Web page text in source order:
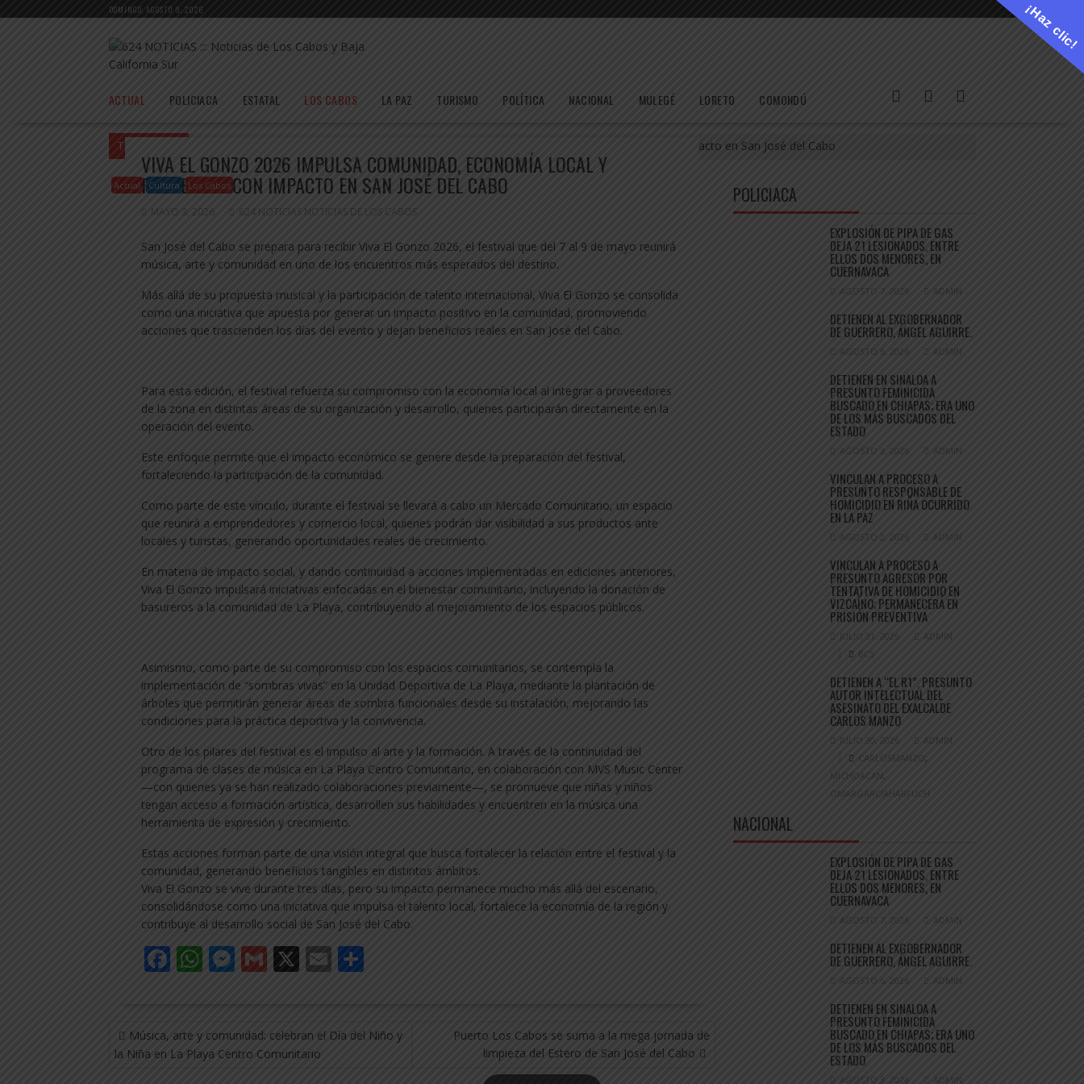
DOMINGO, AGOSTO 9, 2026
ACTUAL POLICIACA ESTATAL LOS CABOS LA PAZ TURISMO POLÍTICA NACIONAL MULEGÉ LORETO COMONDÚ
Tu estás en: Viva El Gonzo 2026 impulsa comunidad, economía local y proyectos con impacto en San José del Cabo
Actual Cultura Los Cabos
VIVA EL GONZO 2026 IMPULSA COMUNIDAD, ECONOMÍA LOCAL Y
PROYECTOS CON IMPACTO EN SAN JOSÉ DEL CABO
MAYO 3, 2026 624 NOTICIAS NOTICIAS DE LOS CABOS
San José del Cabo se prepara para recibir Viva El Gonzo 2026, el festival que del 7 al 9 de mayo reunirá
música, arte y comunidad en uno de los encuentros más esperados del destino.
Más allá de su propuesta musical y la participación de talento internacional, Viva El Gonzo se consolida
como una iniciativa que apuesta por generar un impacto positivo en la comunidad, promoviendo
acciones que trascienden los días del evento y dejan beneficios reales en San José del Cabo.
Para esta edición, el festival refuerza su compromiso con la economía local al integrar a proveedores
de la zona en distintas áreas de su organización y desarrollo, quienes participarán directamente en la
operación del evento.
Este enfoque permite que el impacto económico se genere desde la preparación del festival,
fortaleciendo la participación de la comunidad.
Como parte de este vínculo, durante el festival se llevará a cabo un Mercado Comunitario, un espacio
que reunirá a emprendedores y comercio local, quienes podrán dar visibilidad a sus productos ante
locales y turistas, generando oportunidades reales de crecimiento.
En materia de impacto social, y dando continuidad a acciones implementadas en ediciones anteriores,
Viva El Gonzo impulsará iniciativas enfocadas en el bienestar comunitario, incluyendo la donación de
basureros a la comunidad de La Playa, contribuyendo al mejoramiento de los espacios públicos.
Asimismo, como parte de su compromiso con los espacios comunitarios, se contempla la
implementación de “sombras vivas” en la Unidad Deportiva de La Playa, mediante la plantación de
árboles que permitirán generar áreas de sombra funcionales desde su instalación, mejorando las
condiciones para la práctica deportiva y la convivencia.
Otro de los pilares del festival es el impulso al arte y la formación. A través de la continuidad del
programa de clases de música en La Playa Centro Comunitario, en colaboración con MVS Music Center
—con quienes ya se han realizado colaboraciones previamente—, se promueve que niñas y niños
tengan acceso a formación artística, desarrollen sus habilidades y encuentren en la música una
herramienta de expresión y crecimiento.
Estas acciones forman parte de una visión integral que busca fortalecer la relación entre el festival y la
comunidad, generando beneficios tangibles en distintos ámbitos.
Viva El Gonzo se vive durante tres días, pero su impacto permanece mucho más allá del escenario,
consolidándose como una iniciativa que impulsa el talento local, fortalece la economía de la región y
contribuye al desarrollo social de San José del Cabo.
F
b
o
W
s
A
M
e
n
G
l
X E
l
C
p
NAVEGACIÓN
DE
ENTRADAS
Música, arte y comunidad: celebran el Día del Niño y
la Niña en La Playa Centro Comunitario
Puerto Los Cabos se suma a la mega jornada de
limpieza del Estero de San José del Cabo
POLICIACA
EXPLOSIÓN DE PIPA DE GAS
DEJA 21 LESIONADOS, ENTRE
ELLOS DOS MENORES, EN
CUERNAVACA
AGOSTO 7, 2026 ADMIN
DETIENEN AL EXGOBERNADOR
DE GUERRERO, ÁNGEL AGUIRRE.
AGOSTO 6, 2026 ADMIN
DETIENEN EN SINALOA A
PRESUNTO FEMINICIDA
BUSCADO EN CHIAPAS; ERA UNO
DE LOS MÁS BUSCADOS DEL
ESTADO
AGOSTO 3, 2026 ADMIN
VINCULAN A PROCESO A
PRESUNTO RESPONSABLE DE
HOMICIDIO EN RIÑA OCURRIDO
EN LA PAZ
AGOSTO 2, 2026 ADMIN
VINCULAN A PROCESO A
PRESUNTO AGRESOR POR
TENTATIVA DE HOMICIDIO EN
VIZCAÍNO; PERMANECERÁ EN
PRISIÓN PREVENTIVA
JULIO 31, 2026
ADMIN
BCS
DETIENEN A “EL R1”, PRESUNTO
AUTOR INTELECTUAL DEL
ASESINATO DEL EXALCALDE
CARLOS MANZO
JULIO 30, 2026
ADMIN
CARLOSMANZO,
MICHOACAN,
OMARGARCIAHARFUCH
NACIONAL
EXPLOSIÓN DE PIPA DE GAS
DEJA 21 LESIONADOS, ENTRE
ELLOS DOS MENORES, EN
CUERNAVACA
AGOSTO 7, 2026 ADMIN
DETIENEN AL EXGOBERNADOR
DE GUERRERO, ÁNGEL AGUIRRE.
AGOSTO 6, 2026 ADMIN
DETIENEN EN SINALOA A
PRESUNTO FEMINICIDA
BUSCADO EN CHIAPAS; ERA UNO
DE LOS MÁS BUSCADOS DEL
ESTADO
AGOSTO 3, 2026 ADMIN
¡Haz clic!